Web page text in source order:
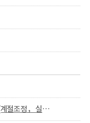
경제활동별 GDP 및 GNI(계절조정， 실질， 분기)